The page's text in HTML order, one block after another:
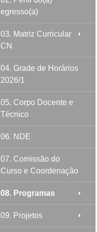
egresso(a)
03. Matriz Curricular
CN
04. Grade de Horários
2026/1
05. Corpo Docente e
Técnico
06. NDE
07. Comissão do
Curso e Coordenação
08. Programas
09. Projetos